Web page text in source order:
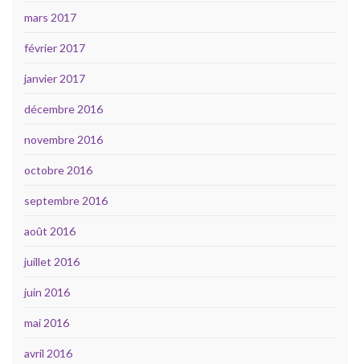
mars 2017
février 2017
janvier 2017
décembre 2016
novembre 2016
octobre 2016
septembre 2016
août 2016
juillet 2016
juin 2016
mai 2016
avril 2016